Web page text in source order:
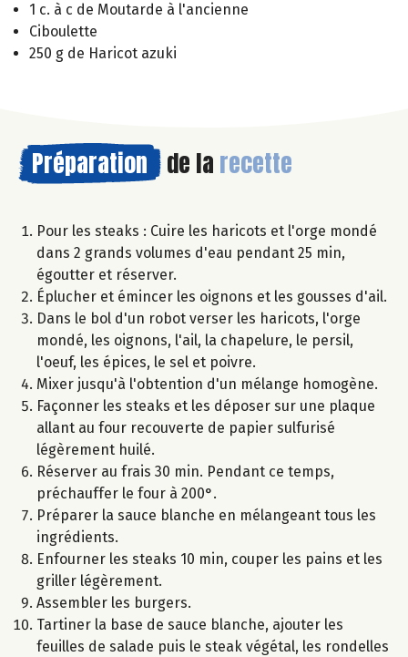
1 c. à c de Moutarde à l'ancienne
Ciboulette
250 g de Haricot azuki
Préparation de la recette
Pour les steaks : Cuire les haricots et l'orge mondé
dans 2 grands volumes d'eau pendant 25 min,
égoutter et réserver.
Éplucher et émincer les oignons et les gousses d'ail.
Dans le bol d'un robot verser les haricots, l'orge
mondé, les oignons, l'ail, la chapelure, le persil,
l'oeuf, les épices, le sel et poivre.
Mixer jusqu'à l'obtention d'un mélange homogène.
Façonner les steaks et les déposer sur une plaque
allant au four recouverte de papier sulfurisé
légèrement huilé.
Réserver au frais 30 min. Pendant ce temps,
préchauffer le four à 200°.
Préparer la sauce blanche en mélangeant tous les
ingrédients.
Enfourner les steaks 10 min, couper les pains et les
griller légèrement.
Assembler les burgers.
Tartiner la base de sauce blanche, ajouter les
feuilles de salade puis le steak végétal, les rondelles